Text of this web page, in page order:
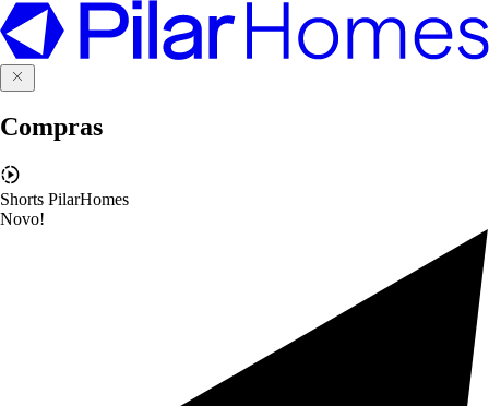
Compras
Shorts PilarHomes
Novo!